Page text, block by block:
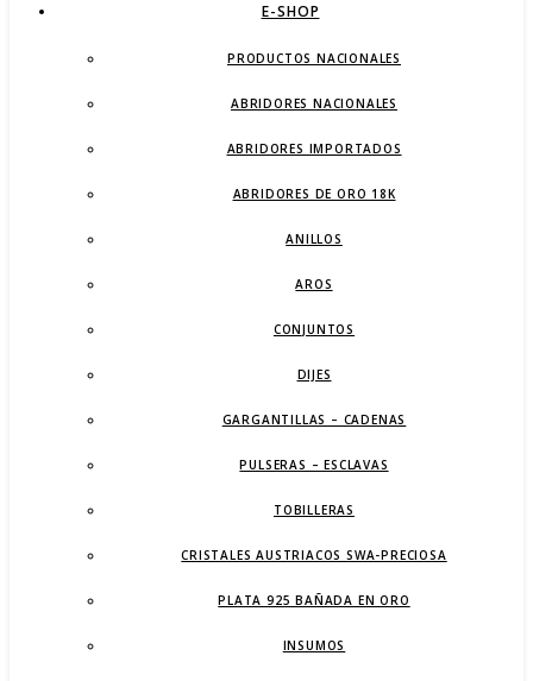
E-SHOP
PRODUCTOS NACIONALES
ABRIDORES NACIONALES
ABRIDORES IMPORTADOS
ABRIDORES DE ORO 18K
ANILLOS
AROS
CONJUNTOS
DIJES
GARGANTILLAS – CADENAS
PULSERAS – ESCLAVAS
TOBILLERAS
CRISTALES AUSTRIACOS SWA-PRECIOSA
PLATA 925 BAÑADA EN ORO
INSUMOS